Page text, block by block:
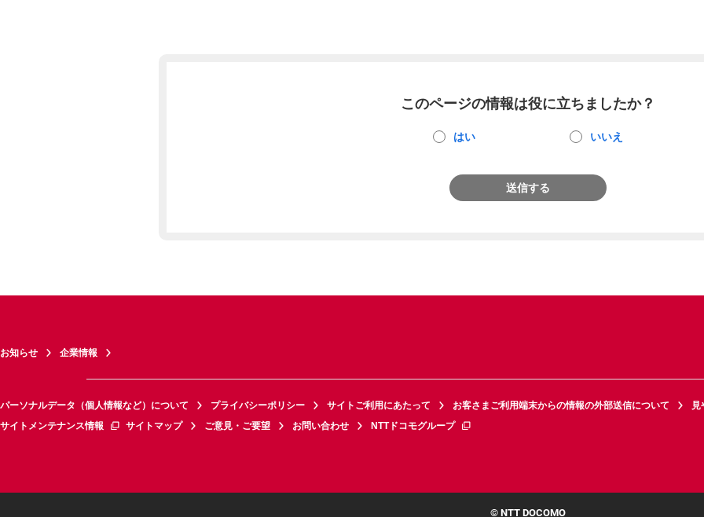
このページの情報は役に立ちましたか？
はい いいえ
送信する
お知らせ 企業情報
パーソナルデータ（個人情報など）について プライバシーポリシー サイトご利用にあたって お客さまご利用端末からの情報の外部送信について
見
サイトメンテナンス情報
サイトマップ ご意見・ご要望 お問い合わせ NTTドコモグループ
© NTT DOCOMO